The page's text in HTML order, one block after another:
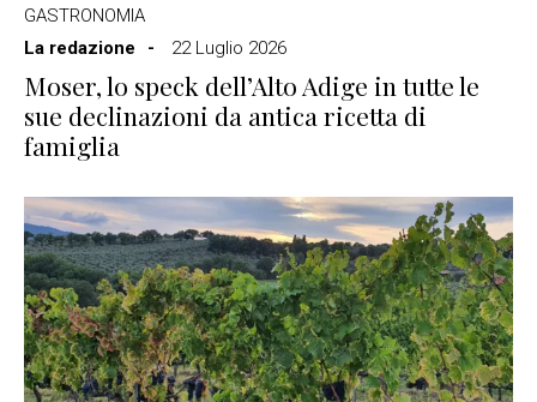
GASTRONOMIA
La redazione
22 Luglio 2026
Moser, lo speck dell’Alto Adige in tutte le
sue declinazioni da antica ricetta di
famiglia